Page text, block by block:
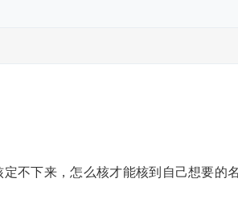
不下来，怎么核才能核到自己想要的